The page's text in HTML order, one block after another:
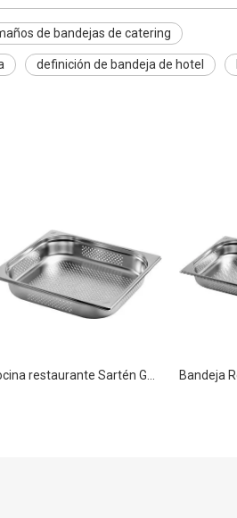
de bandejas de catering
definición de bandeja de hotel